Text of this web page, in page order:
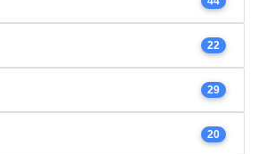
22
29
20